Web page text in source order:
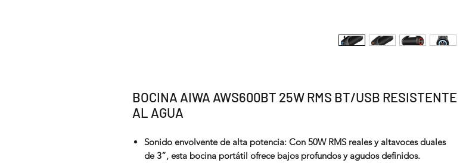
BOCINA AIWA AWS600BT 25W RMS BT/USB RESISTENTE
AL AGUA
Sonido envolvente de alta potencia: Con 50W RMS reales y altavoces duales
de 3”, esta bocina portátil ofrece bajos profundos y agudos definidos.